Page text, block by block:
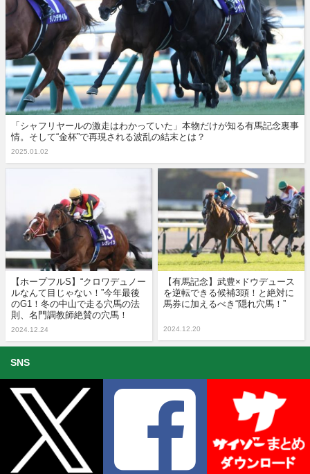
「シャフリヤールの激走はわかっていた」本物だけが知る有馬記念裏事
情。そして“金杯”で再現される波乱の結末とは？
2025.01.02
【ホープフルS】“クロワデュノー
ルなんて目じゃない！”今年最後
のG1！冬の中山で走る穴馬の法
則、名門調教師絶賛の穴馬！
2024.12.24
【有馬記念】武豊×ドウデュース
を逆転できる候補3頭！と絶対に
馬券に加えるべき“隠れ穴馬！”
2024.12.20
SNS